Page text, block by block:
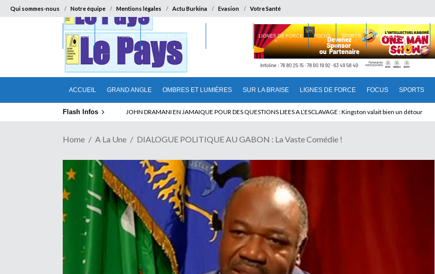
Qui sommes-nous Notre équipe Mentions légales Actu Burkina Evasion Votre Santé
ACCUEIL GRAND ANGLE OMBRES ET LUMIÈRES SUR LA BRAISE LIGNES DE FORCE FOCUS SPORTS
ACCUEIL GRAND ANGLE OMBRES ET LUMIÈRES LIGNES DE FORCE FOCUS SPORTS DIALOGUE INTERIEUR
Flash Infos ELECTION DE TALON A LA TETE DU SENAT BENINOIS : Quand Patrice quitte le pouvoir sans partir !
Home A La Une DIALOGUE POLITIQUE AU GABON : La Vaste Comédie !